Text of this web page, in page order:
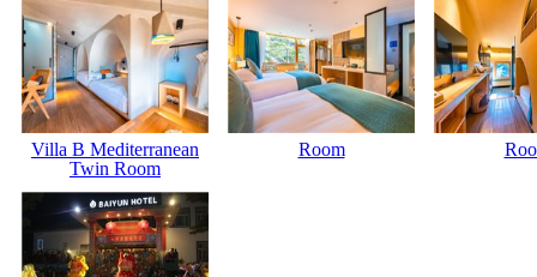
Villa B Mediterranean
Twin Room
Room